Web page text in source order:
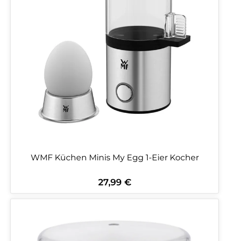
WMF Küchen Minis My Egg 1-Eier Kocher
Regulärer Preis:
27,99 €